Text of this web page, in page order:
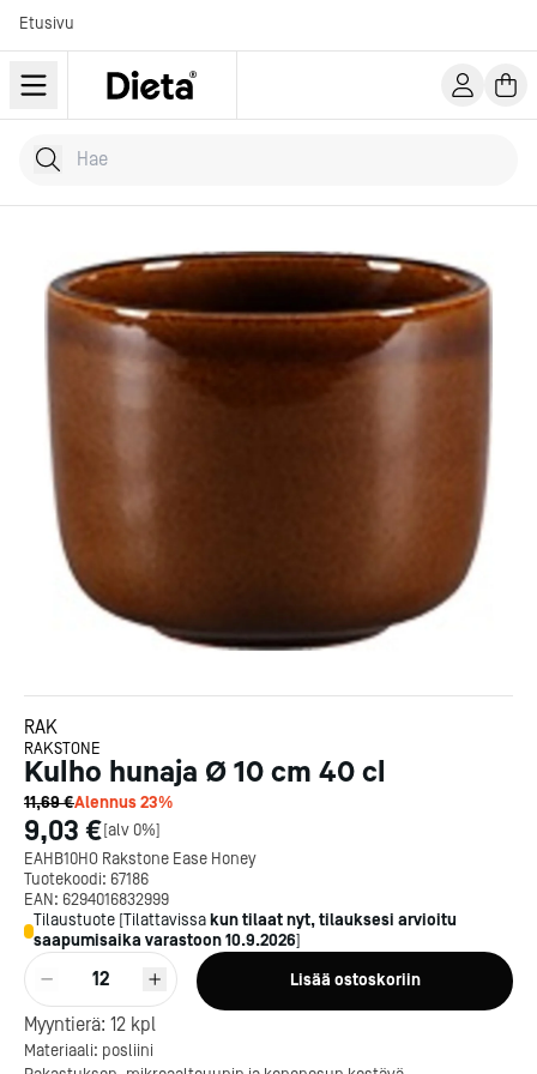
Etusivu
Hae tuotteita
Kirjoita hakusana...
RAK
RAKSTONE
Kulho hunaja Ø 10 cm 40 cl
11,69 €Alennus23%
9,03 €[alv 0%]
EAHB10HO Rakstone Ease Honey
Tuotekoodi: 67186
EAN: 6294016832999
Tilaustuote [Tilattavissa kun tilaat nyt, tilauksesi arvioitu
saapumisaika varastoon10.9.2026]
12 Lisää ostoskoriin
Myyntierä: 12 kpl
Materiaali: posliini
Kotipizza on vuonna 1987
perustettu yritys, jolla on yli